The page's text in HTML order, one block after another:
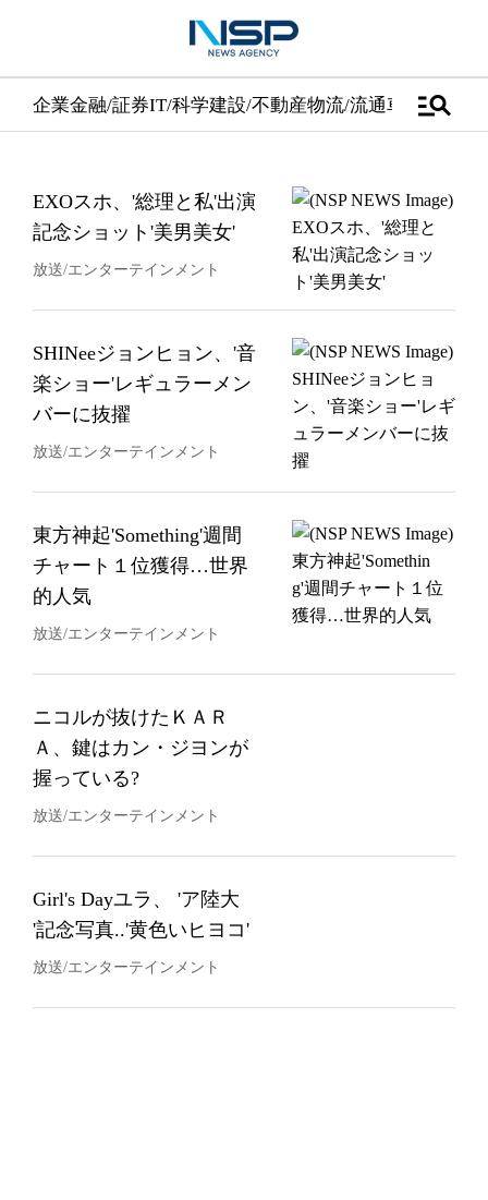
企業金融/証券IT/科学建設/不動産物流/流通車 医学/健康
manage_search
EXOスホ、'総理と私'出演
記念ショット'美男美女'
放送/エンターテインメント
SHINeeジョンヒョン、'音
楽ショー'レギュラーメン
バーに抜擢
放送/エンターテインメント
東方神起'Something'週間
チャート１位獲得…世界
的人気
放送/エンターテインメント
ニコルが抜けたＫＡＲ
Ａ、鍵はカン・ジヨンが
握っている?
放送/エンターテインメント
Girl's Dayユラ、 'ア陸大
'記念写真..'黄色いヒヨコ'
放送/エンターテインメント